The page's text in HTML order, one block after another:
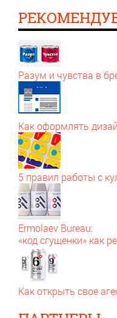
Разум и чувства в
Как оформлять
5 правил работы с
Ermolaev Bureau:
«код сгущенки» как
Как открыть свое